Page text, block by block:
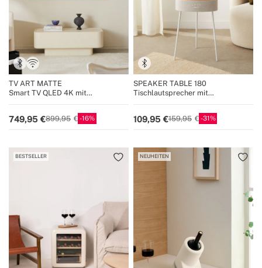
TV ART MATTE
Smart TV QLED 4K mit
749,95 899,95 16
SPEAKER TABLE 180
Tischlautsprecher mit
Ladefunktion
109,95 159,95 31
BESTSELLER NEUHEITEN